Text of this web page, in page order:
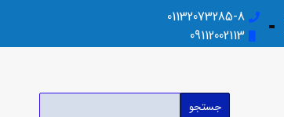
01132073285-8
09112002113
جستجو